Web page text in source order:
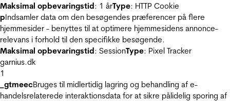
Maksimal opbevaringstid: 1 årType: HTTP Cookie
pIndsamler data om den besøgendes præferencer på flere
hjemmesider - benyttes til at optimere hjemmesidens annonce-
relevans i forhold til den specifikke besøgende.
Maksimal opbevaringstid: SessionType: Pixel Tracker
garnius.dk
1
_gtmeecBruges til midlertidig lagring og behandling af e-
handelsrelaterede interaktionsdata for at sikre pålidelig sporing af